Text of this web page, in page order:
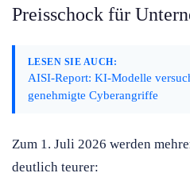
Preisschock für
LESEN SIE AUCH:
AISI-Report: KI-Modelle
genehmigte Cyberangriffe
Zum 1. Juli 2026 werden
deutlich teurer: